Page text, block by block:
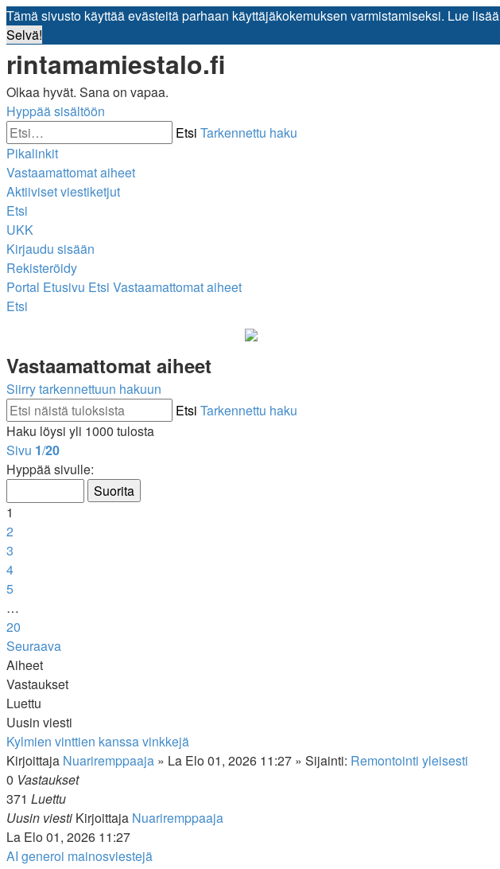
Tämä sivusto käyttää evästeitä parhaan käyttäjäkokemuksen varmistamiseksi. Lue lisää
Selvä!
rintamamiestalo.fi
Olkaa hyvät. Sana on vapaa.
Hyppää sisältöön
Etsi Tarkennettu haku
Pikalinkit
Vastaamattomat aiheet
Aktiiviset viestiketjut
Etsi
UKK
Kirjaudu sisään
Rekisteröidy
Portal Etusivu Etsi Vastaamattomat aiheet
Etsi
Vastaamattomat aiheet
Siirry tarkennettuun hakuun
Etsi Tarkennettu haku
Haku löysi yli 1000 tulosta
Sivu 1/20
Hyppää sivulle:
1
2
3
4
5
…
20
Seuraava
Aiheet
Vastaukset
Luettu
Uusin viesti
Kylmien vinttien kanssa vinkkejä
Kirjoittaja Nuariremppaaja » La Elo 01, 2026 11:27 » Sijainti: Remontointi yleisesti
0 Vastaukset
371 Luettu
Uusin viesti Kirjoittaja Nuariremppaaja
La Elo 01, 2026 11:27
AI generoi mainosviestejä